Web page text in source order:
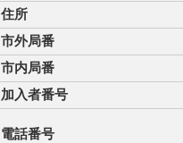
住所
市外局番
市内局番
加入者番号
電話番号